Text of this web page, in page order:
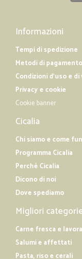
Informazioni
Tempi di spedizione
Metodi di pagamento
Condizioni d'uso e
Privacy e cookie
Cookie banner
Cicalia
Chi siamo e come
Programma Cicalia
Perché Cicalia
Dicono di noi
Dove spediamo
Migliori
Carne fresca e
Salumi e affettati
Pasta, riso e cerali